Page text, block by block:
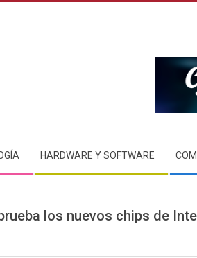
HARDWARE Y SOFTWARE
los nuevos chips de